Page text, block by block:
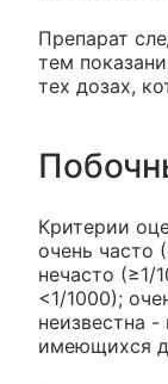
Препарат
тем
тех дозах,
Критерии
очень часто
нечасто (≥1/
<1/1000);
неизвестна
имеющихся